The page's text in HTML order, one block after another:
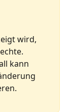
wird,
kann